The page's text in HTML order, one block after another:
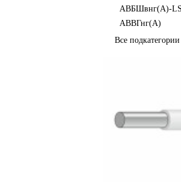
АВБШвнг(А)-
АВВГнг(А)
Все